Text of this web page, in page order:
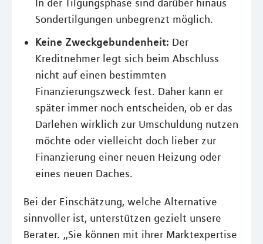
In der Tilgungsphase sind darüber hinaus
Sondertilgungen unbegrenzt möglich.
Keine Zweckgebundenheit: Der
Kreditnehmer legt sich beim Abschluss
nicht auf einen bestimmten
Finanzierungszweck fest. Daher kann er
später immer noch entscheiden, ob er das
Darlehen wirklich zur Umschuldung nutzen
möchte oder vielleicht doch lieber zur
Finanzierung einer neuen Heizung oder
eines neuen Daches.
Bei der Einschätzung, welche Alternative
sinnvoller ist, unterstützen gezielt unsere
Berater. „Sie können mit ihrer Marktexpertise